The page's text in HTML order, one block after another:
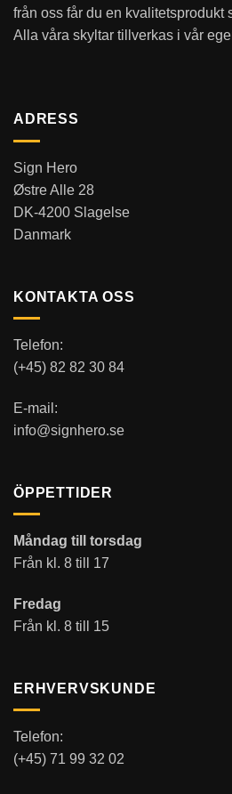
från oss får du en kvalitetsprodukt
Alla våra skyltar tillverkas i vår
ADRESS
Sign Hero
Østre Alle 28
DK-4200 Slagelse
Danmark
KONTAKTA OSS
Telefon:
(+45) 82 82 30 84
E-mail:
info@signhero.se
ÖPPETTIDER
Måndag till torsdag
Från kl. 8 till 17
Fredag
Från kl. 8 till 15
ERHVERVSKUNDE
Telefon:
(+45) 71 99 32 02